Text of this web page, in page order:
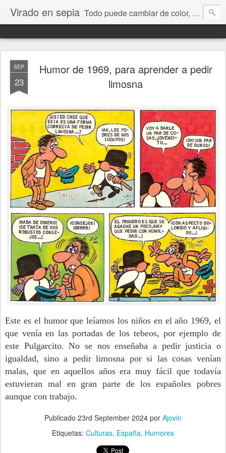
Virado en sepia Todo puede cambiar de color, depende de nosotros y de nuestra capacidad para aprender a mirar. Hablamos de sociedad, economía, empresa, política, RRHH, formación. De Historia reciente, de educación y de temas sociales.
SEP
23
Humor de 1969, para aprender a pedir
limosna
Este es el humor que leíamos los niños en el año 1969, el
que venía en las portadas de los tebeos, por ejemplo de
este Pulgarcito. No se nos enseñaba a pedir justicia o
igualdad, sino a pedir limosna por si las cosas venían
malas, que en aquellos años era muy fácil que todavía
estuvieran mal en gran parte de los españoles pobres
aunque con trabajo.
Publicado 23rd September 2024 por Ajovin
Etiquetas: Culturas España Humores